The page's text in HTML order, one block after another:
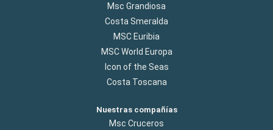
Msc Grandiosa
Costa Smeralda
MSC Euribia
MSC World Europa
Icon of the Seas
Costa Toscana
Nuestras compañías
Msc Cruceros